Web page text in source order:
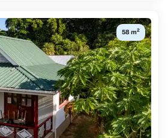
58 m2